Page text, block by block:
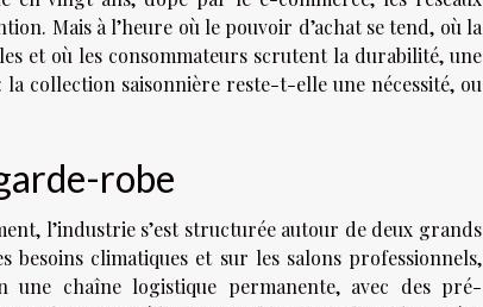
Mais à l’heure où le pouvoir d’achat se tend, où la
et où les consommateurs scrutent la durabilité, une
collection saisonnière reste-t-elle une nécessité, ou
robe
l’industrie s’est structurée autour de deux grands
climatiques et sur les salons professionnels,
chaîne logistique permanente, avec des pré-